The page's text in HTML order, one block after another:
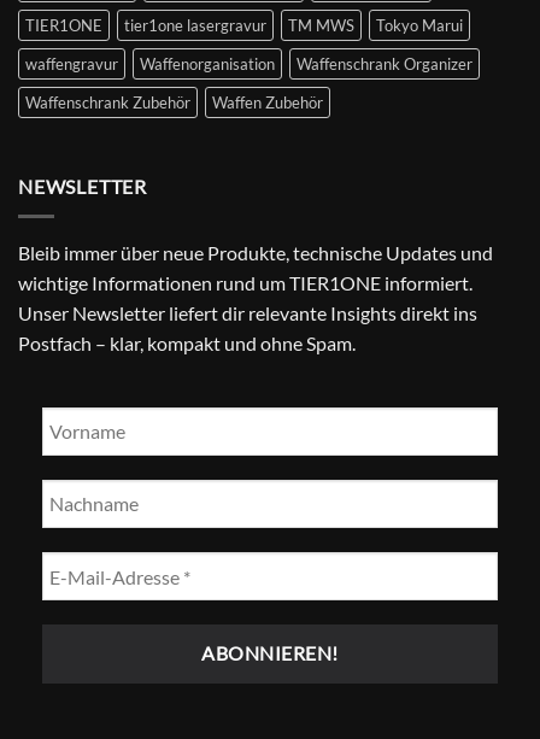
TIER1ONE
tier1one lasergravur TM MWS
Tokyo Marui
waffengravur
Waffenorganisation
Waffenschrank Organizer
Waffenschrank Zubehör
Waffen Zubehör
NEWSLETTER
Bleib immer über neue Produkte, technische Updates und
wichtige Informationen rund um TIER1ONE informiert.
Unser Newsletter liefert dir relevante Insights direkt ins
Postfach – klar, kompakt und ohne Spam.